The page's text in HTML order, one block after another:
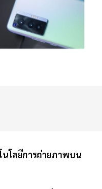
โลยีการถ่ายภาพบน